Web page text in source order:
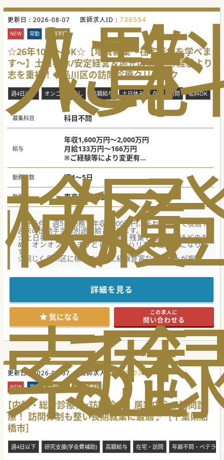
人
検
索
に
な
る
覧
履
歴
更新日 : 2026-08-07 医師求人ID : 736554
NEW 常勤 科目不問
☆26年10月～OK☆【増員募集～在宅医療を学べま
す～】土日祝休/安定経営＆地元の信頼◎/経験より
志を重視！◆品川区の訪問診療クリニック
週4日以下 オンコール無し 高額給与 土日休み 在宅・訪問 転科OK
募集科目 科目不問
給与
年収1,600万円～2,000万円
月給133万円～166万円
※ご経験等により変更有
※目安：週4日年収1,600万円 週5日年収2,00
0万円
勤務日数 週4～5日
勤務地 東京都 品川区
☆好条件！週5日勤務で年収2,000万円、それに加えて夜間や
週末の出動手当は別途支給となります。
☆土日祝は完全オフになります。残業も月5時間ほどのた
め、オンオフはっきりとしたメリハリある働き方になりま
す。
☆同じく品川区に構える本院に経験豊富なドクターが複数在
籍、Slack等でタイムリーに相談できるストレスない環境で
■患者数増加と地域医療貢献のため1年前に開設している分
院です。地域の特性を熟知している法人でのご勤務になりま
す。
■現在ご勤務中の常勤ドクターがご家庭のご事情で已む無く
この6月末でご退職されます。その欠員を埋める募集です。
■訪問診療のご経験は一切問いません。科目も不問です。ご
経験よりも在宅医療への熱い“志”や“想い”を最重視しており
ます。
【職場環境と雰囲気】
■本院も含めて医師同士のカンファレンスやSlackでの相談
体制を構築。気軽にご質問や情報共有ができる風通しの良い
環境です。
■院長は本院で長く常勤勤務をされてきた方でとても温厚な
先生です。訪問診療のご経験も豊富な方ですのでご安心下さ
い。
■医師に限らず、看護師や職員・スタッフも30～40代と若
く、フットワークの軽い風土です。メリハリある働き方が可
能です。
【具体的な業務内容】
■看護師もしくは医療アシスタント、ドライバーとの3名体
制で居宅の患者さんをメインで1日10件弱、診療致します。
■患者層は慢性疾患・認知症などからガン末期の患者さんま
詳細を見る
気になる この求人に
問い合わせる
更新日 : 2026-08-07 医師求人ID : 683079
NEW 常勤 一般内科 総合診療科
【内科・総合診療科×訪問診療】居宅中心の訪問診
療！ 訪問体制も整い長期就業に最適♪［千葉県船
橋市］
週4日以下 研究支援(学会費補助) 高額給与 在宅・訪問 年齢不問・ベテラン